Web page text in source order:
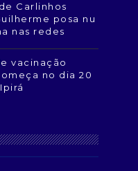
Carlinhos
posa nu
nas redes
vacinação
no dia 20